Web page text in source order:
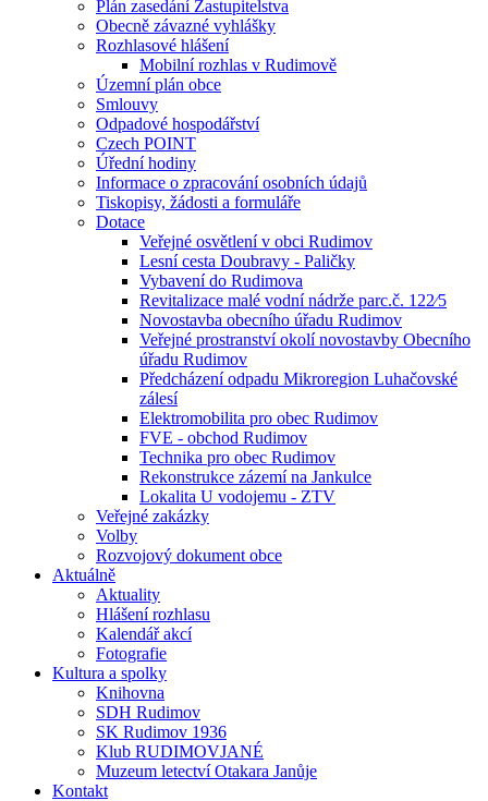
Plán zasedání Zastupitelstva
Obecně závazné vyhlášky
Rozhlasové hlášení
Mobilní rozhlas v Rudimově
Územní plán obce
Smlouvy
Odpadové hospodářství
Czech POINT
Úřední hodiny
Informace o zpracování osobních údajů
Tiskopisy, žádosti a formuláře
Dotace
Veřejné osvětlení v obci Rudimov
Lesní cesta Doubravy - Paličky
Vybavení do Rudimova
Revitalizace malé vodní nádrže parc.č. 122⁄5
Novostavba obecního úřadu Rudimov
Veřejné prostranství okolí novostavby Obecního
úřadu Rudimov
Předcházení odpadu Mikroregion Luhačovské
zálesí
Elektromobilita pro obec Rudimov
FVE - obchod Rudimov
Technika pro obec Rudimov
Rekonstrukce zázemí na Jankulce
Lokalita U vodojemu - ZTV
Veřejné zakázky
Volby
Rozvojový dokument obce
Aktuálně
Aktuality
Hlášení rozhlasu
Kalendář akcí
Fotografie
Kultura a spolky
Knihovna
SDH Rudimov
SK Rudimov 1936
Klub RUDIMOVJANÉ
Muzeum letectví Otakara Janůje
Kontakt